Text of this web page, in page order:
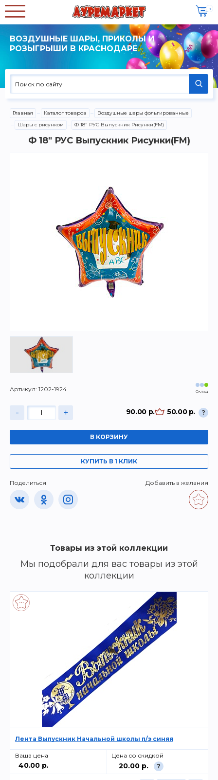
0
ВОЗДУШНЫЕ ШАРЫ, ПРИКОЛЫ И
РОЗЫГРЫШИ В КРАСНОДАРЕ
Главная Каталог товаров
Воздушные шары фольгированные
Шары с рисунком
Ф 18" РУС Выпускник Рисунки(FM)
Ф 18" РУС Выпускник Рисунки(FM)
Артикул: 1202-1924 Склад
- + 90.00 р. 50.00 р. ?
В КОРЗИНУ
КУПИТЬ В 1 КЛИК
Поделиться Добавить в желания
Товары из этой коллекции
Мы подобрали для вас товары из этой
коллекции
Лента Выпускник Начальной школы п/э синяя
Ваша цена
40.00 р.
Цена со скидкой
20.00 р. ?